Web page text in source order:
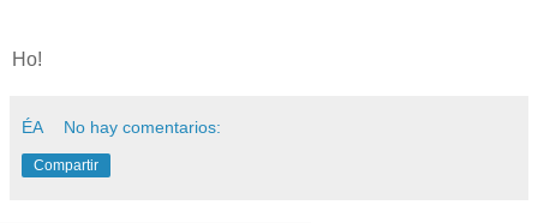
Ho!
ÉA No hay comentarios:
Compartir